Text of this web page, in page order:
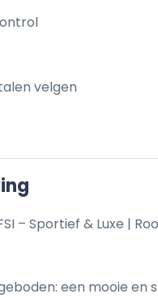
velgen
– Sportief & Luxe |
een mooie en